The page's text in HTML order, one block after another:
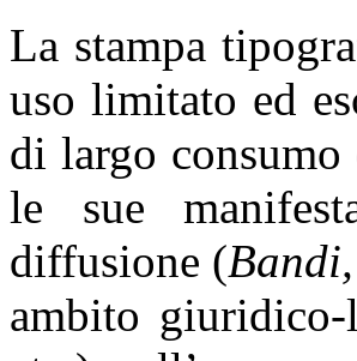
La stampa
uso limitato ed
di largo
le sue
diffusione (
ambito giuridico-